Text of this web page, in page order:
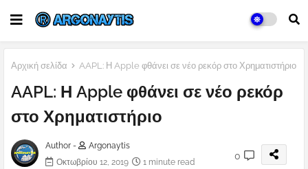
Αρχική σελίδα AAPL: Η Apple φθάνει σε νέο ρεκόρ στο Χρηματιστήριο
AAPL: Η Apple φθάνει σε νέο ρεκόρ
στο Χρηματιστήριο
Author -
Argonaytis
Οκτωβρίου 12, 2019
1 minute read
0